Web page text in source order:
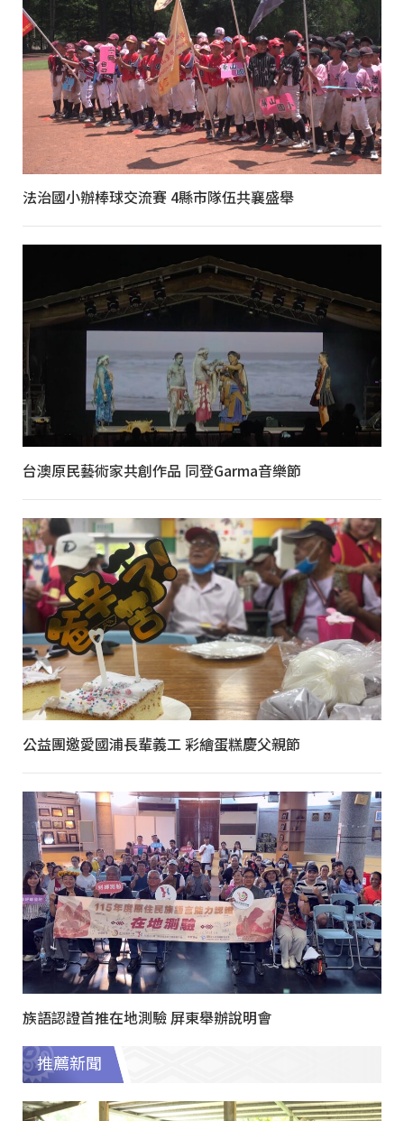
法治國小辦棒球交流賽 4縣市隊伍共襄盛舉
台澳原民藝術家共創作品 同登Garma音樂節
公益團邀愛國浦長輩義工 彩繪蛋糕慶父親節
族語認證首推在地測驗 屏東舉辦說明會
推薦新聞